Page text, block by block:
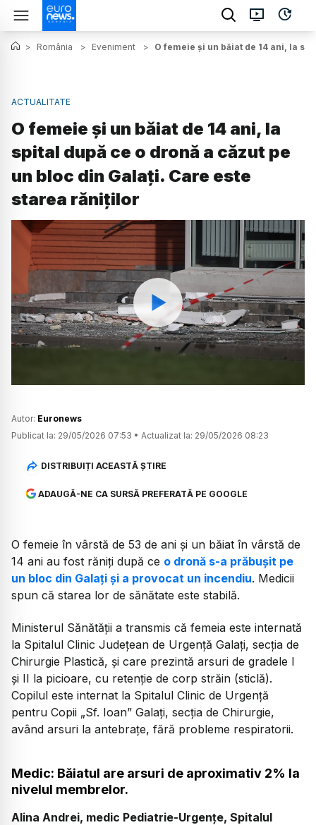
> România > Eveniment > O femeie și un băiat de 14 ani, la
ACTUALITATE
O femeie și un băiat de 14 ani, la
spital după ce o dronă a căzut pe
un bloc din Galați. Care este
starea răniților
Watch
Autor: Euronews
Publicat la: 29/05/2026 07:53 • Actualizat la: 29/05/2026 08:23
DISTRIBUIȚI ACEASTĂ ȘTIRE
ADAUGĂ-NE CA SURSĂ PREFERATĂ PE GOOGLE
O femeie în vârstă de 53 de ani și un băiat în vârstă de
14 ani au fost răniți după ce o dronă s-a prăbușit pe
un bloc din Galați și a provocat un incendiu. Medicii
spun că starea lor de sănătate este stabilă.
Ministerul Sănătății a transmis că femeia este internată
la Spitalul Clinic Județean de Urgență Galați, secția de
Chirurgie Plastică, și care prezintă arsuri de gradele I
și II la picioare, cu retenție de corp străin (sticlă).
Copilul este internat la Spitalul Clinic de Urgență
pentru Copii „Sf. Ioan” Galați, secția de Chirurgie,
având arsuri la antebrațe, fără probleme respiratorii.
Medic: Băiatul are arsuri de aproximativ 2% la
nivelul membrelor.
Alina Andrei, medic Pediatrie-Urgențe, Spitalul